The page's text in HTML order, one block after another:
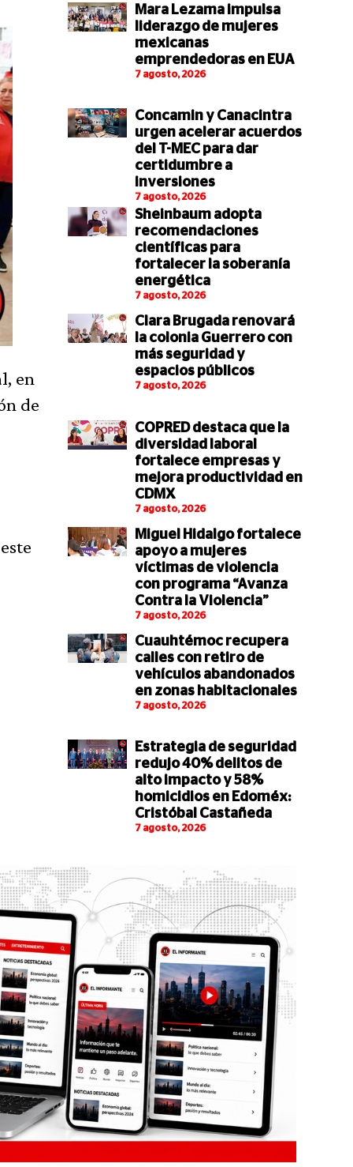
en
de
Mara Lezama impulsa
liderazgo de mujeres
mexicanas
emprendedoras en EUA
7 agosto, 2026
Concamin y Canacintra
urgen acelerar acuerdos
del T-MEC para dar
certidumbre a
inversiones
7 agosto, 2026
Sheinbaum adopta
recomendaciones
científicas para
fortalecer la soberanía
energética
7 agosto, 2026
Clara Brugada renovará
la colonia Guerrero con
más seguridad y
espacios públicos
7 agosto, 2026
COPRED destaca que la
diversidad laboral
fortalece empresas y
mejora productividad en
CDMX
7 agosto, 2026
Miguel Hidalgo fortalece
apoyo a mujeres
víctimas de violencia
con programa “Avanza
Contra la Violencia”
7 agosto, 2026
Cuauhtémoc recupera
calles con retiro de
vehículos abandonados
en zonas habitacionales
7 agosto, 2026
Estrategia de seguridad
redujo 40% delitos de
alto impacto y 58%
homicidios en Edoméx:
Cristóbal Castañeda
7 agosto, 2026